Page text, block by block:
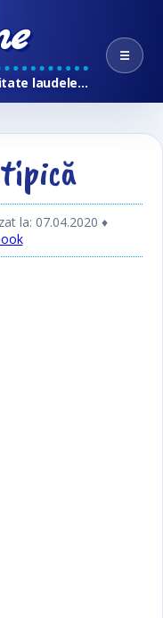
laudele…
☰
la: 07.04.2020 ♦